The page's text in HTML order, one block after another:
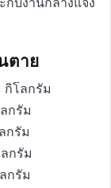
ตาย
โลกรัม
กรัม
กรัม
กรัม
กรัม